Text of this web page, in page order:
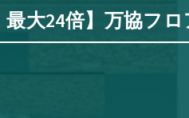
最大24倍】万協